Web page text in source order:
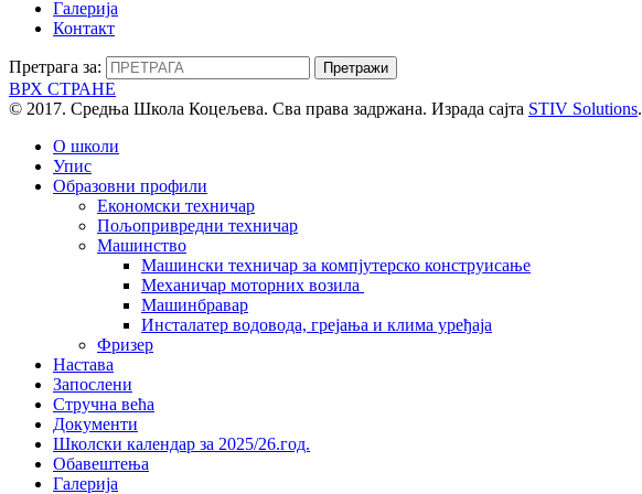
Галерија
Контакт
Претрага за:
ВРХ СТРАНЕ
© 2017. Средња Школа Коцељева. Сва права задржана. Израда сајта STIV Solutions.
О школи
Упис
Образовни профили
Економски техничар
Пољопривредни техничар
Машинство
Машински техничар за компјутерско конструисање
Механичар моторних возила
Машинбравар
Инсталатер водовода, грејања и клима уређаја
Фризер
Настава
Запослени
Стручна већа
Документи
Школски календар за 2025/26.год.
Обавештења
Галерија